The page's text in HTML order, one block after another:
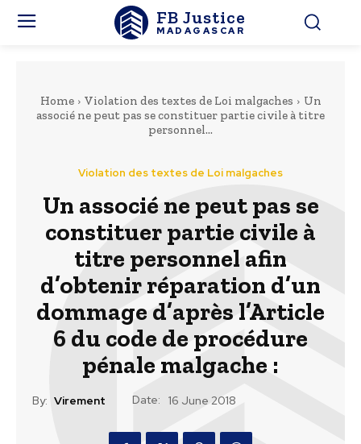
FB Justice
MADAGASCAR
Home Violation des textes de Loi malgaches
Un
associé ne peut pas se constituer partie civile à titre
personnel...
Violation des textes de Loi malgaches
Un associé ne peut pas se
constituer partie civile à
titre personnel afin
d’obtenir réparation d’un
dommage d’après l’Article
6 du code de procédure
pénale malgache :
By: Virement Date: 16 June 2018